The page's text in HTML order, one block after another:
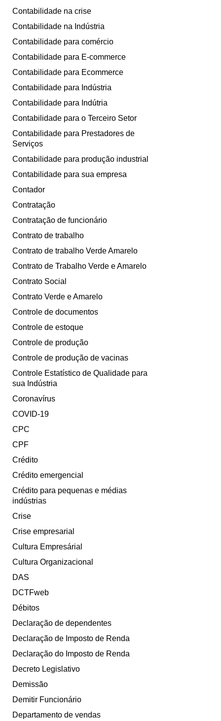
Contabilidade na crise
Contabilidade na Indústria
Contabilidade para comércio
Contabilidade para E-commerce
Contabilidade para Ecommerce
Contabilidade para Indústria
Contabilidade para Indútria
Contabilidade para o Terceiro Setor
Contabilidade para Prestadores de
Serviços
Contabilidade para produção industrial
Contabilidade para sua empresa
Contador
Contratação
Contratação de funcionário
Contrato de trabalho
Contrato de trabalho Verde Amarelo
Contrato de Trabalho Verde e Amarelo
Contrato Social
Contrato Verde e Amarelo
Controle de documentos
Controle de estoque
Controle de produção
Controle de produção de vacinas
Controle Estatístico de Qualidade para
sua Indústria
Coronavírus
COVID-19
CPC
CPF
Crédito
Crédito emergencial
Crédito para pequenas e médias
indústrias
Crise
Crise empresarial
Cultura Empresárial
Cultura Organizacional
DAS
DCTFweb
Débitos
Declaração de dependentes
Declaração de Imposto de Renda
Declaração do Imposto de Renda
Decreto Legislativo
Demissão
Demitir Funcionário
Departamento de vendas